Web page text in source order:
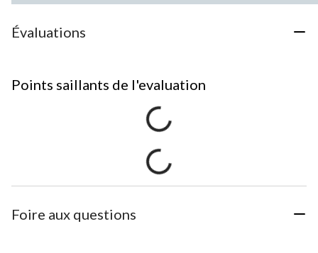
Évaluations
Points saillants de l'evaluation
Foire aux questions